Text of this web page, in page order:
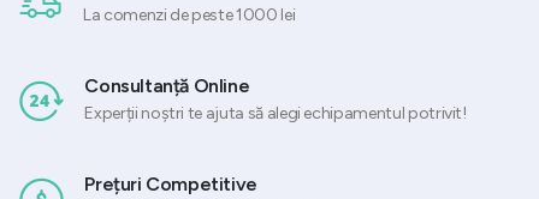
La comenzi de peste 1000 lei
Consultanță Online
Experții noștri te ajuta să alegi echipamentul potrivit!
Prețuri Competitive